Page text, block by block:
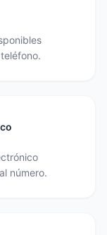
número.